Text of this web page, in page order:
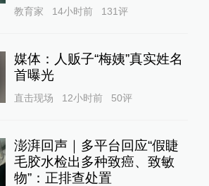
教育家 14小时前 131评
媒体：人贩子“梅姨”真实姓名
首曝光
直击现场 12小时前 50评
澎湃回声｜多平台回应“假睫
毛胶水检出多种致癌、致敏
物”：正排查处置